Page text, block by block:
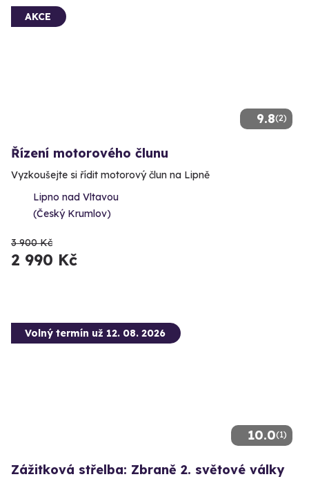
9.8(2)
AKCE
Řízení motorového člunu
Vyzkoušejte si řídit motorový člun na Lipně
Lipno nad Vltavou
(Český Krumlov)
3 900 Kč
2 990 Kč
10.0(1)
Volný termín už 12. 08. 2026
Zážitková střelba: Zbraně 2. světové války